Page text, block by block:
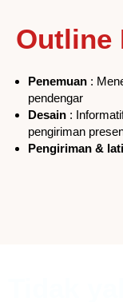
Outline
Penemuan :
pendengar
Desain :
pengiriman
Pengiriman &